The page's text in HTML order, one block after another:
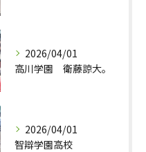
2026/04/01
高川学園 衛藤諒大。
2026/04/01
智辯学園高校